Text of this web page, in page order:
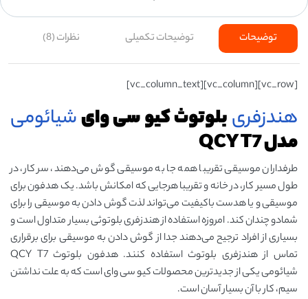
توضیحات توضیحات تکمیلی نظرات (8)
[vc_row][vc_column][vc_column_text]
هندزفریبلوتوث کیو سی وایشیائومی
مدل QCY T7
طرفداران موسیقی تقریبا همه جا به موسیقی گوش می‌دهند، سر کار، در
طول مسیر کار، در خانه و تقریبا هرجایی که امکانش باشد. یک هدفون برای
موسیقی و یا هدست باکیفیت می‌تواند لذت گوش دادن به موسیقی را برای
شمادو چندان کند. امروزه استفاده از هندزفری بلوتوثی بسیار متداول است و
بسیاری از افراد ترجیح می‌دهند جدا از گوش دادن به موسیقی برای برقراری
تماس از هندزفری بلوتوث استفاده کنند. هدفون بلوتوث QCY T7
شیائومی یکی از جدیدترین محصولات کیو سی وای است که به علت نداشتن
سیم، کار با آن بسیار آسان است.